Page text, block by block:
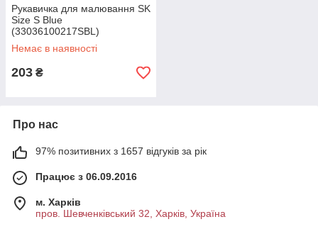
Рукавичка для малювання SK
Size S Blue
(33036100217SBL)
Немає в наявності
203 ₴
Про нас
97% позитивних з 1657 відгуків за рік
Працює з 06.09.2016
м. Харків
пров. Шевченківський 32, Харків, Україна